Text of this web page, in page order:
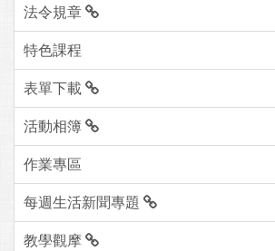
法令規章
特色課程
表單下載
活動相簿
作業專區
每週生活新聞專題
教學觀摩